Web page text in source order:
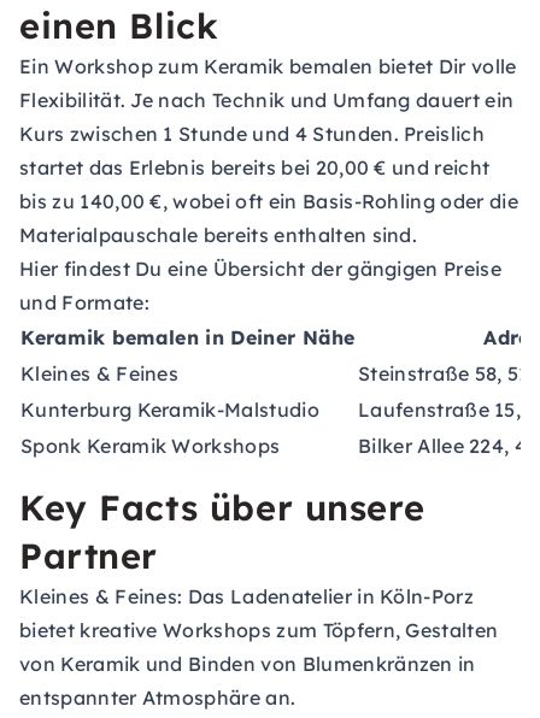
einen Blick
Ein Workshop zum Keramik bemalen bietet Dir volle
Flexibilität. Je nach Technik und Umfang dauert ein
Kurs zwischen 1 Stunde und 4 Stunden. Preislich
startet das Erlebnis bereits bei 20,00 € und reicht
bis zu 140,00 €, wobei oft ein Basis-Rohling oder die
Materialpauschale bereits enthalten sind.
Hier findest Du eine Übersicht der gängigen Preise
und Formate:
Keramik bemalen in Deiner Nähe
Kleines & Feines
Steinstraße 58,
Kunterburg Keramik-Malstudio
Laufenstraße 15,
Sponk Keramik Workshops
Bilker Allee 224,
Key Facts über unsere
Partner
Kleines & Feines: Das Ladenatelier in Köln-Porz
bietet kreative Workshops zum Töpfern, Gestalten
von Keramik und Binden von Blumenkränzen in
entspannter Atmosphäre an.